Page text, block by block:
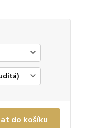
do košíku